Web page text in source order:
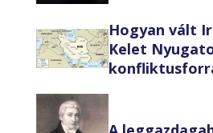
Hogyan vált
Kelet